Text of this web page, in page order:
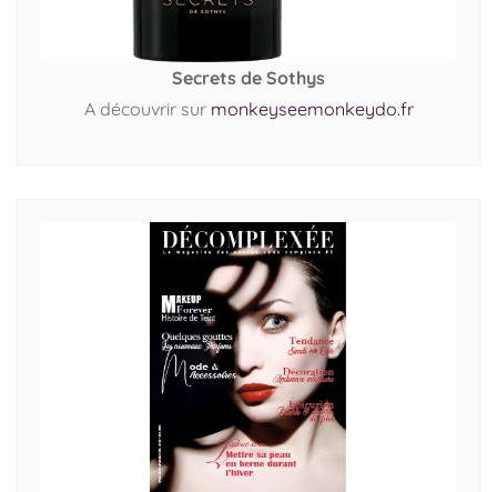
Secrets de Sothys
A découvrir sur monkeyseemonkeydo.fr